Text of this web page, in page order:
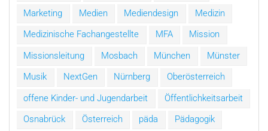
Marketing
Medien Mediendesign
Medizin
Medizinische Fachangestellte
MFA
Mission
Missionsleitung
Mosbach München
Münster
Musik
NextGen Nürnberg
Oberösterreich
offene Kinder- und Jugendarbeit
Öffentlichkeitsarbeit
Osnabrück
Österreich päda Pädagogik